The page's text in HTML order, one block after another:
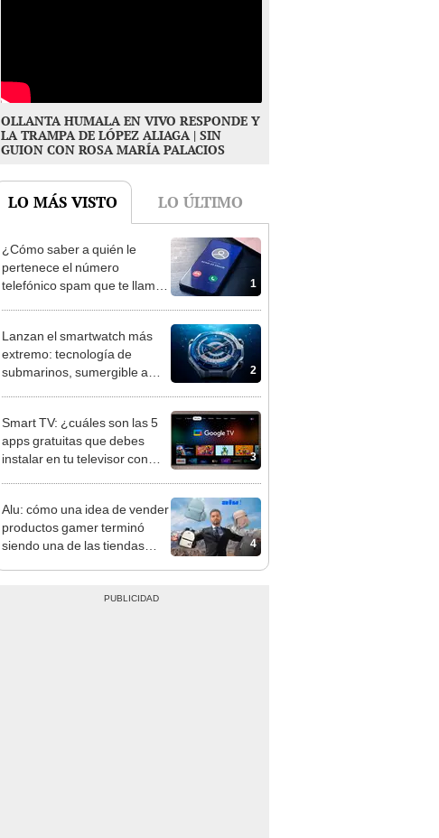
OLLANTA HUMALA EN VIVO RESPONDE Y
LA TRAMPA DE LÓPEZ ALIAGA | SIN
GUION CON ROSA MARÍA PALACIOS
LO MÁS VISTO LO ÚLTIMO
1
¿Cómo saber a quién le
pertenece el número
telefónico spam que te llama
2
Lanzan el smartwatch más
extremo: tecnología de
submarinos, sumergible a
3
Smart TV: ¿cuáles son las 5
apps gratuitas que debes
instalar en tu televisor con
4
Alu: cómo una idea de vender
productos gamer terminó
siendo una de las tiendas